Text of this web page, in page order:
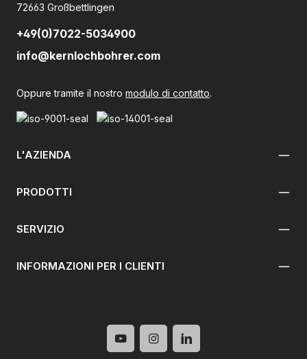
72663 Großbettlingen
+49(0)7022-5034900
info@kernlochbohrer.com
Oppure tramite il nostro modulo di contatto.
L'AZIENDA
PRODOTTI
SERVIZIO
INFORMAZIONI PER I CLIENTI